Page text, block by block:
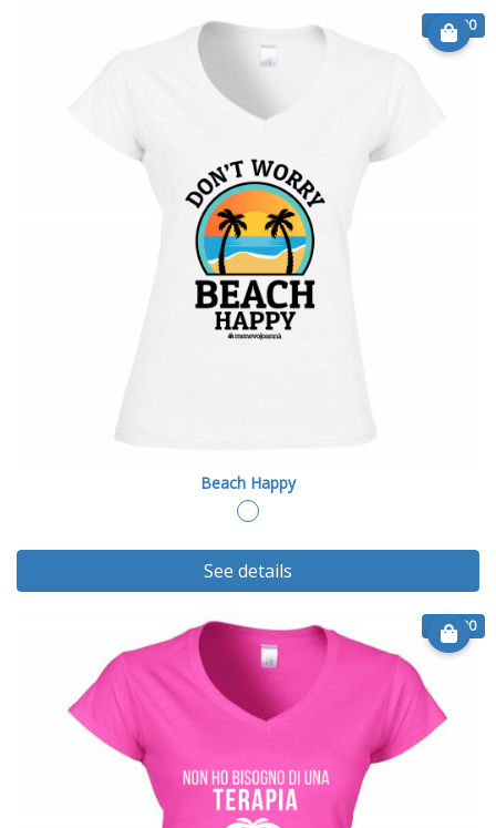
€ 20.90
Beach Happy
See details
€ 20.90